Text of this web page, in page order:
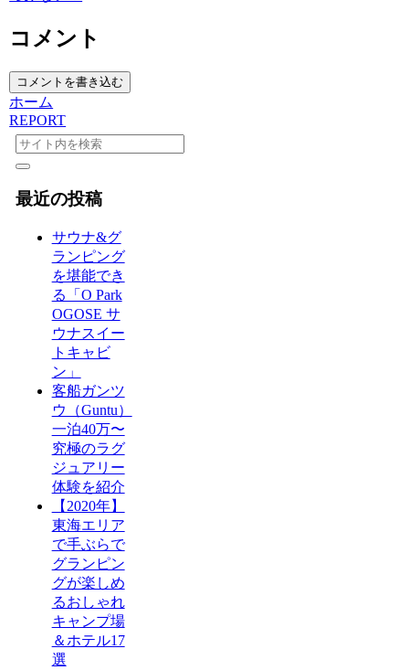
コメント
コメントを書き込む
ホーム
REPORT
最近の投稿
サウナ&グ
ランピング
を堪能でき
る「O Park
OGOSE サ
ウナスイー
トキャビ
ン」
客船ガンツ
ウ（Guntu）
一泊40万〜
究極のラグ
ジュアリー
体験を紹介
【2020年】
東海エリア
で手ぶらで
グランピン
グが楽しめ
るおしゃれ
キャンプ場
＆ホテル17
選